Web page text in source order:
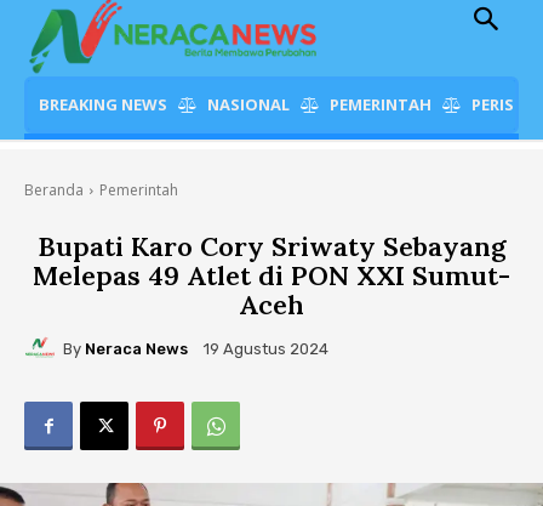
BREAKING NEWS NASIONAL PEMERINTAH
Beranda Pemerintah
Bupati Karo Cory Sriwaty Sebayang
Melepas 49 Atlet di PON XXI Sumut-
Aceh
By Neraca News 19 Agustus 2024